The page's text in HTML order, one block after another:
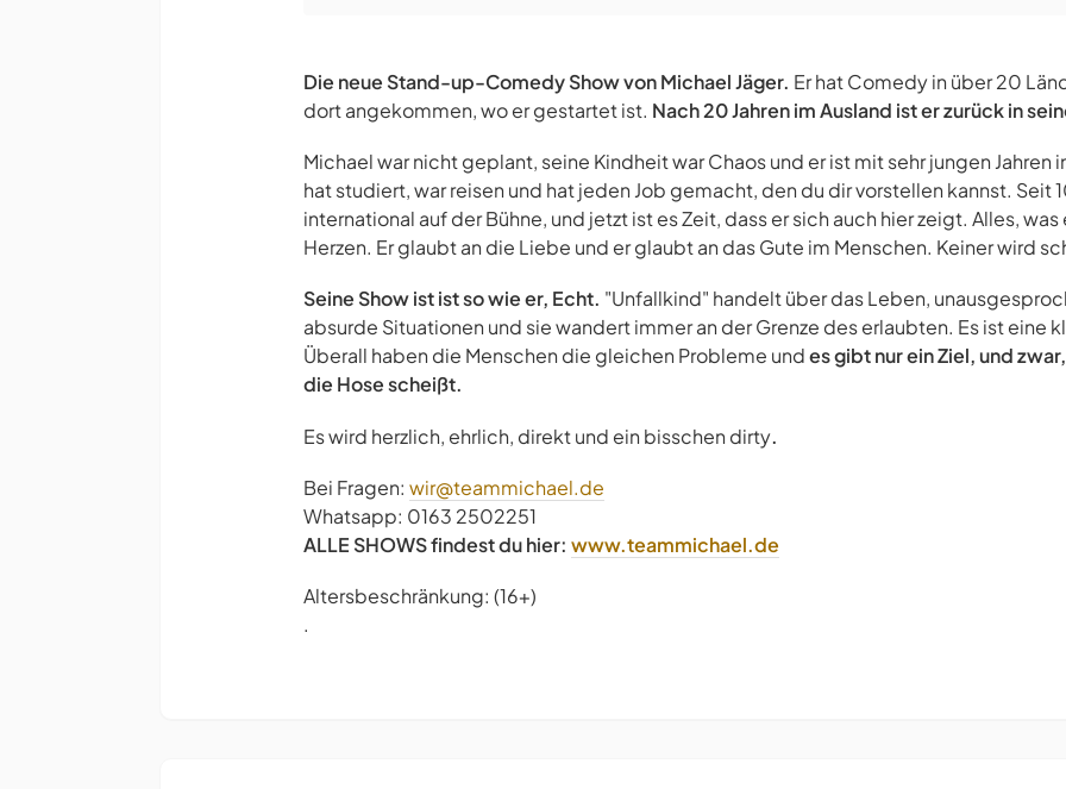
Die neue Stand-up-Comedy Show von Michael Jäger. Er hat Comedy in über 20
dort angekommen, wo er gestartet ist. Nach 20 Jahren im Ausland ist er zurück in
Michael war nicht geplant, seine Kindheit war Chaos und er ist mit sehr jungen Jahren
hat studiert, war reisen und hat jeden Job gemacht, den du dir vorstellen kannst. Seit
international auf der Bühne, und jetzt ist es Zeit, dass er sich auch hier zeigt. Alles,
Herzen. Er glaubt an die Liebe und er glaubt an das Gute im Menschen. Keiner wird
Seine Show ist ist so wie er, Echt. "Unfallkind" handelt über das Leben,
absurde Situationen und sie wandert immer an der Grenze des erlaubten. Es ist eine
Überall haben die Menschen die gleichen Probleme undes gibt nur ein Ziel, und
die Hose scheißt.
Es wird herzlich, ehrlich, direkt und ein bisschen dirty.
Bei Fragen: wir@teammichael.de
Whatsapp: 0163 2502251
ALLE SHOWS findest du hier: www.teammichael.de
Altersbeschränkung: (16+)
.